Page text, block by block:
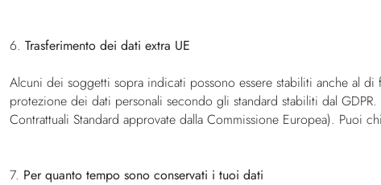
6. Trasferimento dei dati extra UE
Alcuni dei soggetti sopra indicati possono essere stabiliti anche al
protezione dei dati personali secondo gli standard stabiliti dal
Contrattuali Standard approvate dalla Commissione Europea). Puoi
7. Per quanto tempo sono conservati i tuoi dati